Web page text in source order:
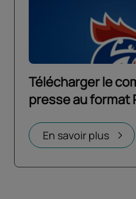
Télécharger le
presse au format
En savoir plus